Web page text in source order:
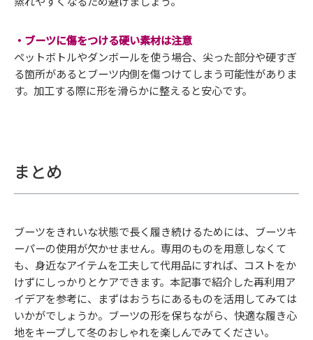
・ブーツに傷をつける硬い素材は注意
ペットボトルやダンボールを使う場合、尖った部分や硬すぎ
る箇所があるとブーツ内側を傷つけてしまう可能性がありま
す。加工する際に形を滑らかに整えると安心です。
まとめ
ブーツをきれいな状態で長く履き続けるためには、ブーツキ
ーパーの使用が欠かせません。専用のものを用意しなくて
も、身近なアイテムを工夫して代用品にすれば、コストをか
けずにしっかりとケアできます。本記事で紹介した再利用ア
イデアを参考に、まずはおうちにあるものを活用してみては
いかがでしょうか。ブーツの形を保ちながら、快適な履き心
地をキープして冬のおしゃれを楽しんでみてください。